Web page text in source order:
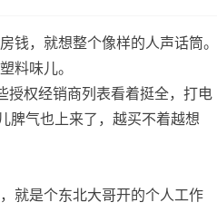
钱，就想整个像样的人声话筒。
料味儿。
授权经销商列表看着挺全，打电
脾气也上来了，越买不着越想
就是个东北大哥开的个人工作